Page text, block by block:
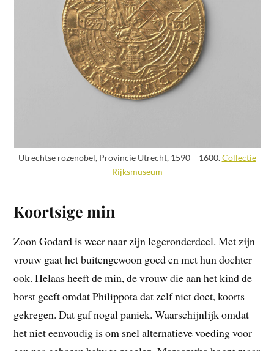
Utrechtse rozenobel, Provincie Utrecht, 1590 – 1600.Collectie
Rijksmuseum
Koortsige min
Zoon Godard is weer naar zijn legeronderdeel. Met zijn
vrouw gaat het buitengewoon goed en met hun dochter
ook. Helaas heeft de min, de vrouw die aan het kind de
borst geeft omdat Philippota dat zelf niet doet, koorts
gekregen. Dat gaf nogal paniek. Waarschijnlijk omdat
het niet eenvoudig is om snel alternatieve voeding voor